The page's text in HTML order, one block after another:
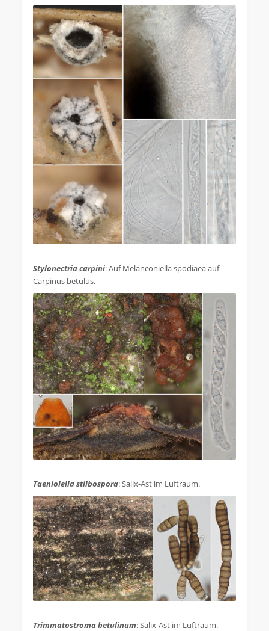
Stylonectria carpini: Auf Melanconiella spodiaea auf
Carpinus betulus.
Taeniolella stilbospora: Salix-Ast im Luftraum.
Trimmatostroma betulinum: Salix-Ast im Luftraum.